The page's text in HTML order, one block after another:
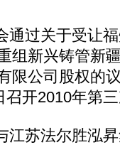
过关于受让福
组新兴铸管新
限公司股权的
开2010年第
苏法尔胜泓昇